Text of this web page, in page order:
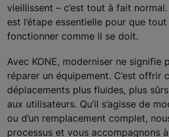
vieillissent – c’est tout à fait
est l’étape essentielle pour que
fonctionner comme il se doit.
Avec KONE, moderniser ne signifie
réparer un équipement. C’est offrir
déplacements plus fluides, plus
aux utilisateurs. Qu’il s’agisse de
ou d’un remplacement complet,
processus et vous accompagnons